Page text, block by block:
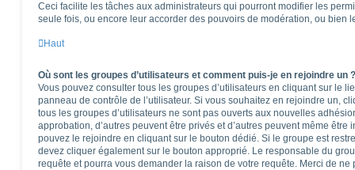
Ceci facilite les tâches aux administrateurs qui pourront modifier les
seule fois, ou encore leur accorder des pouvoirs de modération, ou bien
Haut
Où sont les groupes d’utilisateurs et comment puis-je en rejoindre un ?
Vous pouvez consulter tous les groupes d’utilisateurs en cliquant sur le
panneau de contrôle de l’utilisateur. Si vous souhaitez en rejoindre un,
tous les groupes d’utilisateurs ne sont pas ouverts aux nouvelles
approbation, d’autres peuvent être privés et d’autres peuvent même
pouvez le rejoindre en cliquant sur le bouton dédié. Si le groupe est
devez cliquer également sur le bouton approprié. Le responsable du
requête et pourra vous demander la raison de votre requête. Merci de